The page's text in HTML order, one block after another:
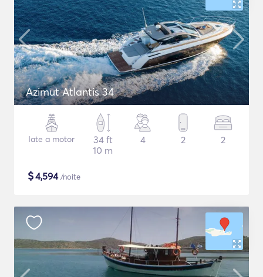
Azimut Atlantis 34
Iate a motor
34 ft
10 m
4 2 2
$4,594/noite